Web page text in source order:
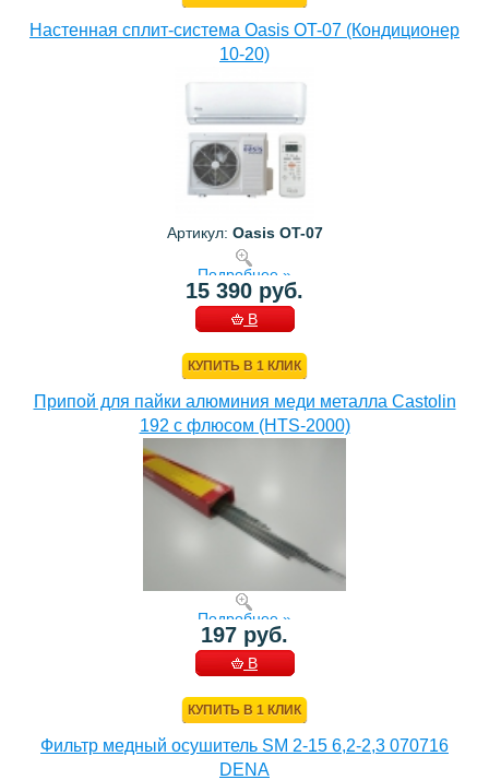
Настенная сплит-система Oasis OT-07 (Кондиционер
10-20)
Артикул: Oasis OT-07
Подробнее »
15 390 руб.
В
КУПИТЬ В 1 КЛИК
Припой для пайки алюминия меди металла Castolin
192 с флюсом (HTS-2000)
Подробнее »
197 руб.
В
КУПИТЬ В 1 КЛИК
Фильтр медный осушитель SM 2-15 6,2-2,3 070716
DENA